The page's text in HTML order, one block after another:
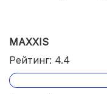
MAXXIS
Рейтинг: 4.4